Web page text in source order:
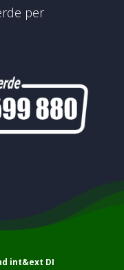
per
int&ext DI